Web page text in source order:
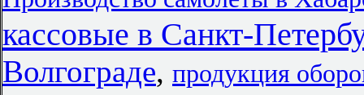
кассовые в Санкт-
Волгограде, продукция